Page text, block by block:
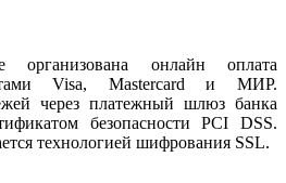
онлайн оплата
Visa, Mastercard и МИР.
через платежный шлюз банка
безопасности PCI DSS.
технологией шифрования SSL.